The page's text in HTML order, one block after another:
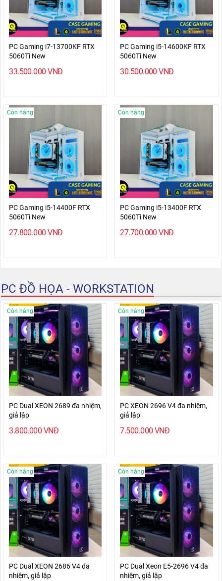
PC Gaming i7-13700KF RTX
5060Ti New
33.500.000 VNĐ
PC Gaming i5-14600KF RTX
5060Ti New
30.500.000 VNĐ
PC Gaming i5-14400F RTX
5060Ti New
Còn hàng
27.800.000 VNĐ
PC Gaming i5-13400F RTX
5060Ti New
Còn hàng
27.700.000 VNĐ
PC ĐỒ HỌA - WORKSTATION
PC Dual XEON 2689 đa nhiệm,
giả lập
Còn hàng
3.800.000 VNĐ
PC XEON 2696 V4 đa nhiệm,
giả lập
Còn hàng
7.500.000 VNĐ
PC Dual XEON 2686 V4 đa
nhiệm, giả lập
Còn hàng
PC Dual Xeon E5-2696 V4 đa
nhiệm, giả lập
Còn hàng